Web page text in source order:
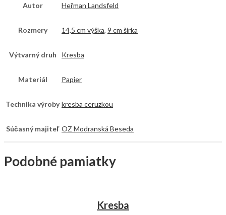
Autor Heřman Landsfeld
Rozmery 14,5 cm výška, 9 cm šírka
Výtvarný druh Kresba
Materiál Papier
Technika výroby kresba ceruzkou
Súčasný majiteľ OZ Modranská Beseda
Podobné pamiatky
Kresba